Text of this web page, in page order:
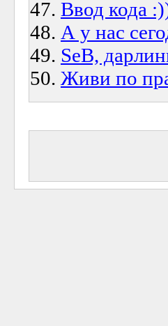
Ввод кода
А у нас
SeB,
Живи по